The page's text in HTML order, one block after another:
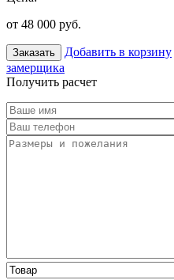
от 48 000 руб.
Заказать Добавить в корзину
замерщика
Получить расчет